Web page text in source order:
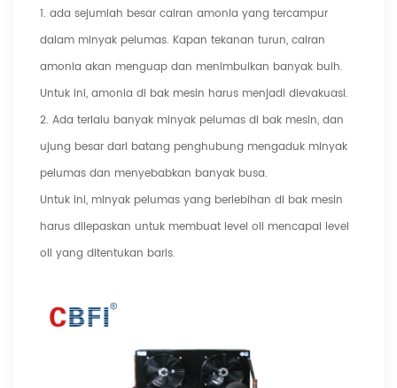
1. ada sejumlah besar cairan amonia yang tercampur
dalam minyak pelumas. Kapan tekanan turun, cairan
amonia akan menguap dan menimbulkan banyak buih.
Untuk ini, amonia di bak mesin harus menjadi dievakuasi.
2. Ada terlalu banyak minyak pelumas di bak mesin, dan
ujung besar dari batang penghubung mengaduk minyak
pelumas dan menyebabkan banyak busa.
Untuk ini, minyak pelumas yang berlebihan di bak mesin
harus dilepaskan untuk membuat level oli mencapai level
oli yang ditentukan baris.